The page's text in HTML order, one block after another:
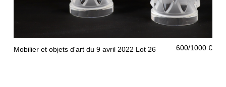
Mobilier et objets d'art du 9 avril 2022 Lot 25 300/400 €
Mobilier et objets d'art du 9 avril 2022 Lot 26 600/1000 €